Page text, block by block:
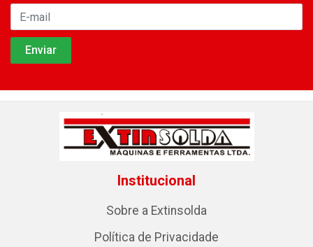
Institucional
Sobre a Extinsolda
Política de Privacidade